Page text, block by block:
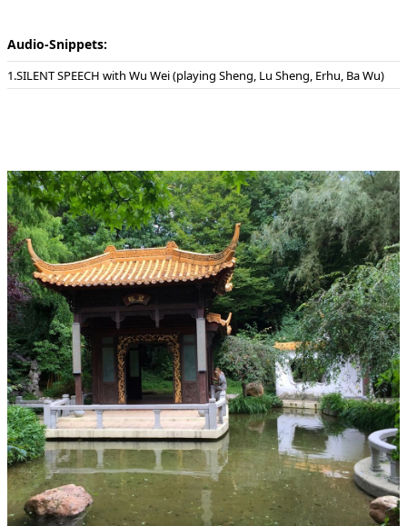
Audio-Snippets:
SILENT SPEECH with Wu Wei (playing Sheng, Lu Sheng, Erhu, Ba Wu)